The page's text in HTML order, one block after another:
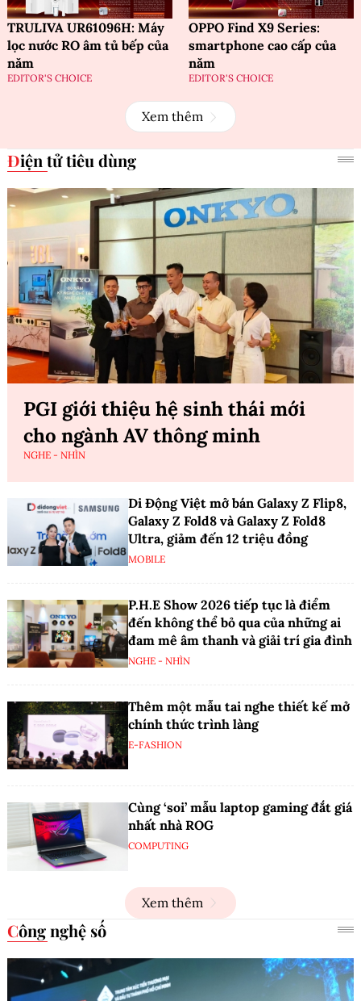
TRULIVA UR61096H: Máy
lọc nước RO âm tủ bếp của
năm
EDITOR'S CHOICE
OPPO Find X9 Series:
smartphone cao cấp của
năm
EDITOR'S CHOICE
Xem thêm
Điện tử tiêu dùng
PGI giới thiệu hệ sinh thái mới
cho ngành AV thông minh
NGHE - NHÌN
Di Động Việt mở bán Galaxy Z Flip8,
Galaxy Z Fold8 và Galaxy Z Fold8
Ultra, giảm đến 12 triệu đồng
MOBILE
P.H.E Show 2026 tiếp tục là điểm
đến không thể bỏ qua của những ai
đam mê âm thanh và giải trí gia đình
NGHE - NHÌN
Thêm một mẫu tai nghe thiết kế mở
chính thức trình làng
E-FASHION
Cùng ‘soi’ mẫu laptop gaming đắt giá
nhất nhà ROG
COMPUTING
Xem thêm
Công nghệ số